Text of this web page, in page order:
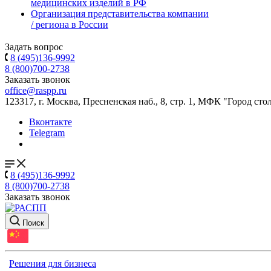
медицинских изделий в РФ
Организация представительства компании
/ региона в России
Задать вопрос
8 (495)136-9992
8 (800)700-2738
Заказать звонок
office@raspp.ru
123317, г. Москва, Пресненская наб., 8, стр. 1, МФК "Город
Вконтакте
Telegram
8 (495)136-9992
8 (800)700-2738
Заказать звонок
Поиск
Решения для бизнеса